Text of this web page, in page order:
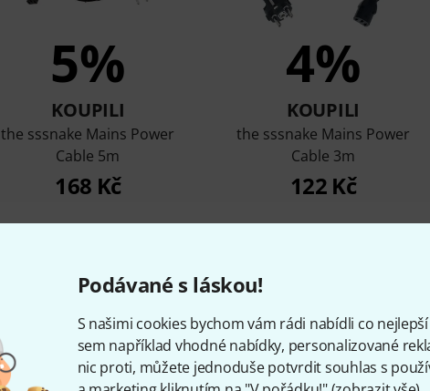
Podávané s láskou!
S našimi cookies bychom vám rádi nabídli co
sem například vhodné nabídky, personalizované
nic proti, můžete jednoduše potvrdit souhlas s
5%
KOUPILI
the sssnake Mains Power
Cable 5m
168 Kč
4%
KOUPILI
the sssnake Mains Power
Cable 3m
122 Kč